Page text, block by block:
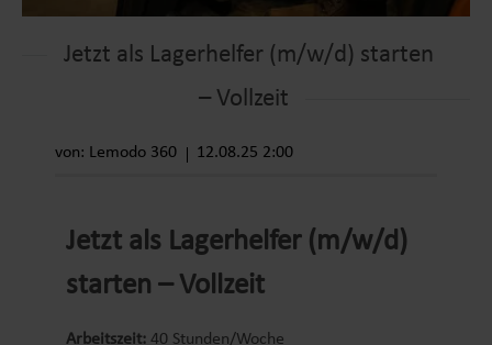
Jetzt als Lagerhelfer (m/w/d) starten
– Vollzeit
von: Lemodo 360 12.08.25 2:00
Jetzt als Lagerhelfer (m/w/d)
starten – Vollzeit
Arbeitszeit: 40 Stunden/Woche